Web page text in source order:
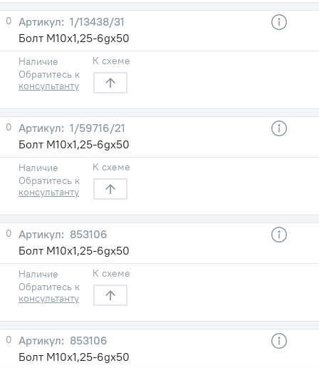
0
1/13438/31
Болт М10х1,25-6gх50
Наличие
Обратитесь к
консультанту
К схеме
0
1/59716/21
Болт М10х1,25-6gх50
Наличие
Обратитесь к
консультанту
К схеме
0
853106
Болт М10х1,25-6gх50
Наличие
Обратитесь к
консультанту
К схеме
0
853106
Болт М10х1,25-6gх50